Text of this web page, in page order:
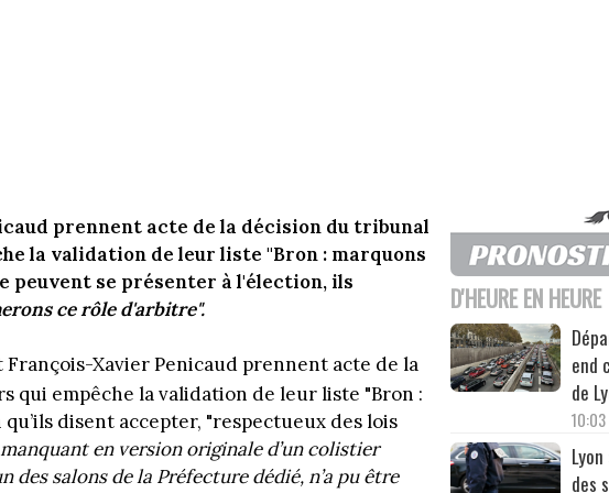
prennent acte de la décision du tribunal
la validation de leur liste "Bron : marquons
peuvent se présenter à l'élection, ils
ce rôle d'arbitre".
François-Xavier Penicaud prennent acte de la
qui empêche la validation de leur liste "Bron :
disent accepter, "respectueux des lois
en version originale d’un colistier
des salons de la Préfecture dédié, n’a pu être
D'HEURE EN HEURE
end
de
10:03
des